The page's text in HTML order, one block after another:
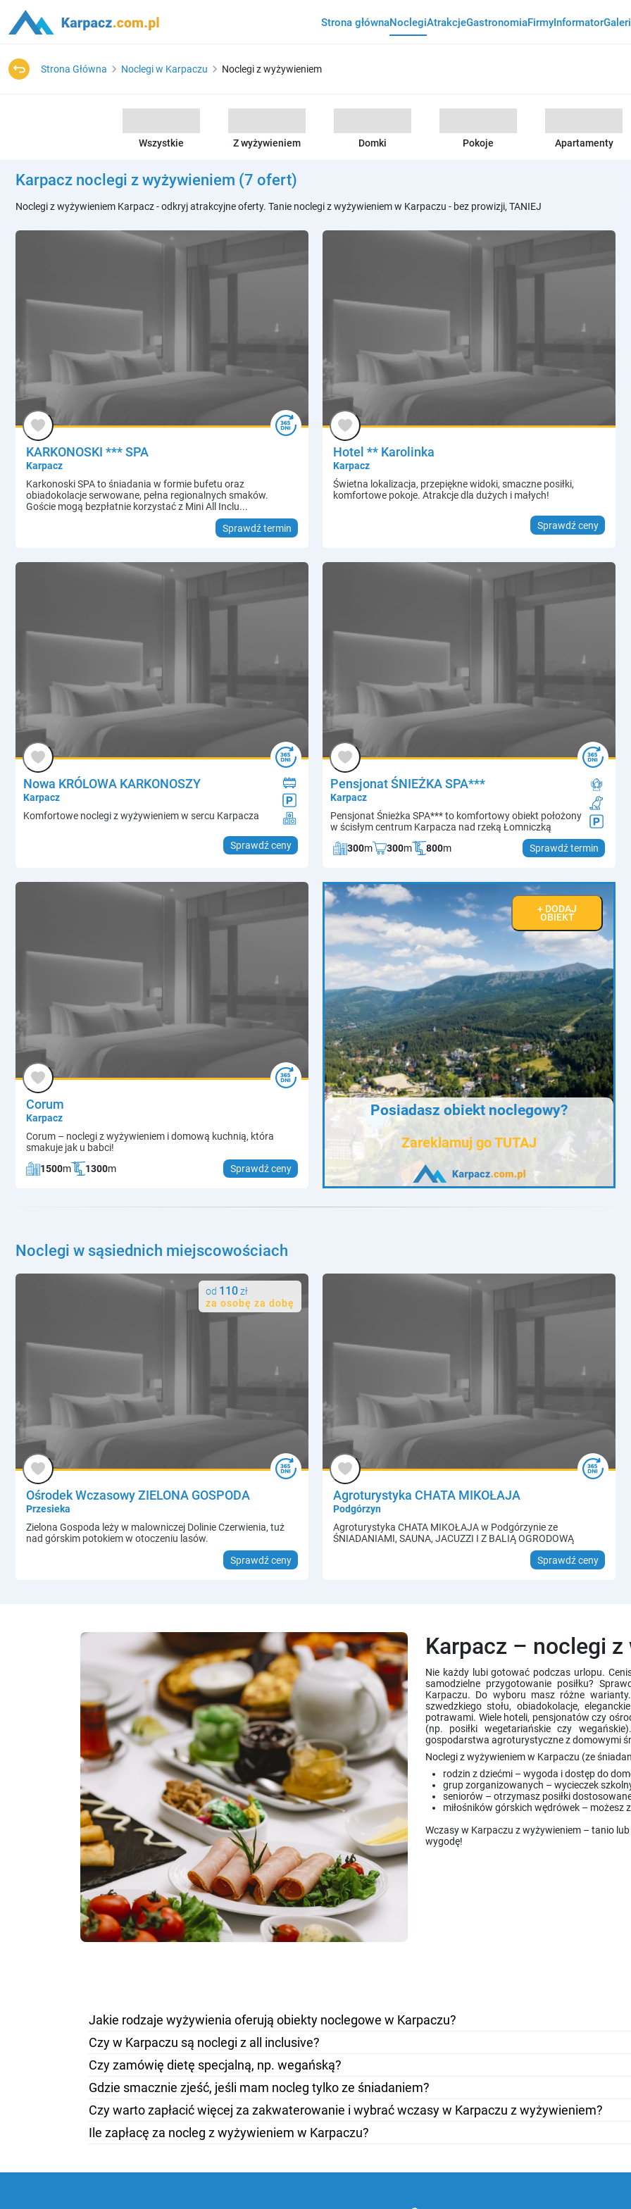
Strona głównaNoclegiAtrakcjeGastronomiaFirmyInformator
Strona Główna Noclegi w Karpaczu Noclegi z wyżywieniem
Wszystkie Domki Pokoje Apartamenty
Z wyżywieniem
Karpacz noclegi z wyżywieniem (7 ofert)
Noclegi z wyżywieniem Karpacz - odkryj atrakcyjne oferty. Tanie noclegi z wyżywieniem w Karpaczu - bez prowizji, TANIEJ
KARKONOSKI *** SPA
Karpacz
Karkonoski SPA to śniadania w formie bufetu oraz
obiadokolacje serwowane, pełna regionalnych smaków.
Goście mogą bezpłatnie korzystać z Mini All Inclu...
Sprawdź termin
Hotel ** Karolinka
Karpacz
Świetna lokalizacja, przepiękne widoki, smaczne posiłki,
komfortowe pokoje. Atrakcje dla dużych i małych!
Sprawdź ceny
Nowa KRÓLOWA KARKONOSZY
Karpacz
Komfortowe noclegi z wyżywieniem w sercu Karpacza
Sprawdź ceny
Pensjonat ŚNIEŻKA SPA***
Karpacz
Pensjonat Śnieżka SPA*** to komfortowy obiekt położony
w ścisłym centrum Karpacza nad rzeką Łomniczką
300m 300m 800m Sprawdź termin
Corum
Karpacz
Corum – noclegi z wyżywieniem i domową kuchnią, która
smakuje jak u babci!
1500m 1300m Sprawdź ceny
+ DODAJ
OBIEKT
Posiadasz obiekt noclegowy?
Zareklamuj go TUTAJ
Noclegi w sąsiednich miejscowościach
od 110zł
za osobę za dobę
Ośrodek Wczasowy ZIELONA GOSPODA
Przesieka
Zielona Gospoda leży w malowniczej Dolinie Czerwienia, tuż
nad górskim potokiem w otoczeniu lasów.
Sprawdź ceny
Agroturystyka CHATA MIKOŁAJA
Podgórzyn
Agroturystyka CHATA MIKOŁAJA w Podgórzynie ze
ŚNIADANIAMI, SAUNA, JACUZZI I Z BALIĄ OGRODOWĄ
Sprawdź ceny
Karpacz – noclegi
Nie każdy lubi gotować podczas urlopu.
samodzielne przygotowanie posiłku?
Karpaczu. Do wyboru masz różne
szwedzkiego stołu, obiadokolacje,
potrawami. Wiele hoteli, pensjonatów czy
(np. posiłki wegetariańskie czy
gospodarstwa agroturystyczne z domowymi
Noclegi z wyżywieniem w Karpaczu (ze
rodzin z dziećmi – wygoda i dostęp do
grup zorganizowanych – wycieczek
seniorów – otrzymasz posiłki
miłośników górskich wędrówek – możesz
Wczasy w Karpaczu z wyżywieniem – tanio
wygodę!
Jakie rodzaje wyżywienia oferują obiekty noclegowe w Karpaczu?
Czy w Karpaczu są noclegi z all inclusive?
Czy zamówię dietę specjalną, np. wegańską?
Gdzie smacznie zjeść, jeśli mam nocleg tylko ze śniadaniem?
Czy warto zapłacić więcej za zakwaterowanie i wybrać wczasy w Karpaczu z wyżywieniem?
Ile zapłacę za nocleg z wyżywieniem w Karpaczu?